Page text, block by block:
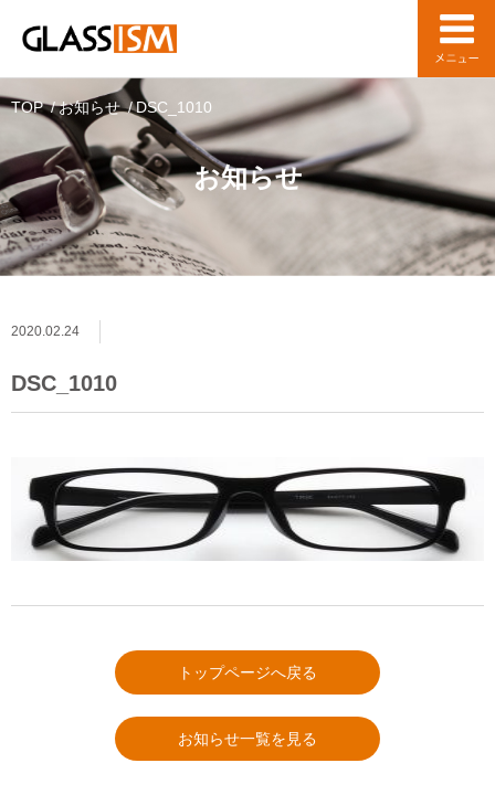
お知らせ
TOP お知らせ DSC_1010
2020.02.24
DSC_1010
トップページへ戻る
お知らせ一覧を見る